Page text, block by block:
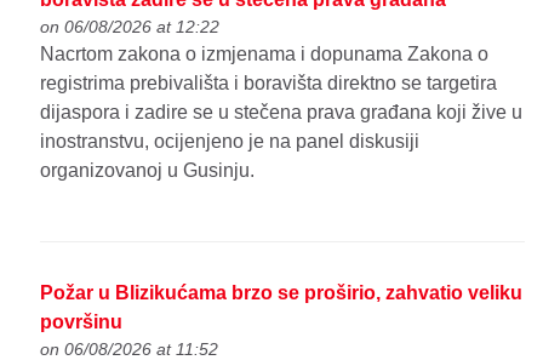
on 06/08/2026 at 12:22
Nacrtom zakona o izmjenama i dopunama Zakona o
registrima prebivališta i boravišta direktno se targetira
dijaspora i zadire se u stečena prava građana koji žive u
inostranstvu, ocijenjeno je na panel diskusiji
organizovanoj u Gusinju.
Požar u Blizikućama brzo se proširio, zahvatio veliku
površinu
on 06/08/2026 at 11:52